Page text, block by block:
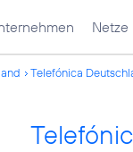
Netze
Telefónica